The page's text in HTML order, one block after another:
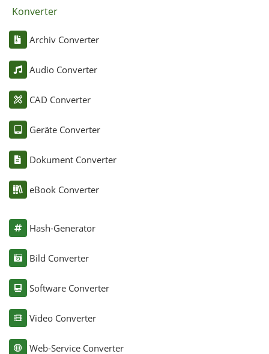
Konverter
Archiv Converter
Audio Converter
CAD Converter
Geräte Converter
Dokument Converter
eBook Converter
Hash-Generator
Bild Converter
Software Converter
Video Converter
Web-Service Converter